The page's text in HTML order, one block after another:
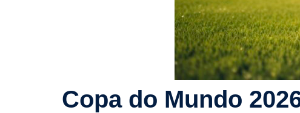
Copa do Mundo